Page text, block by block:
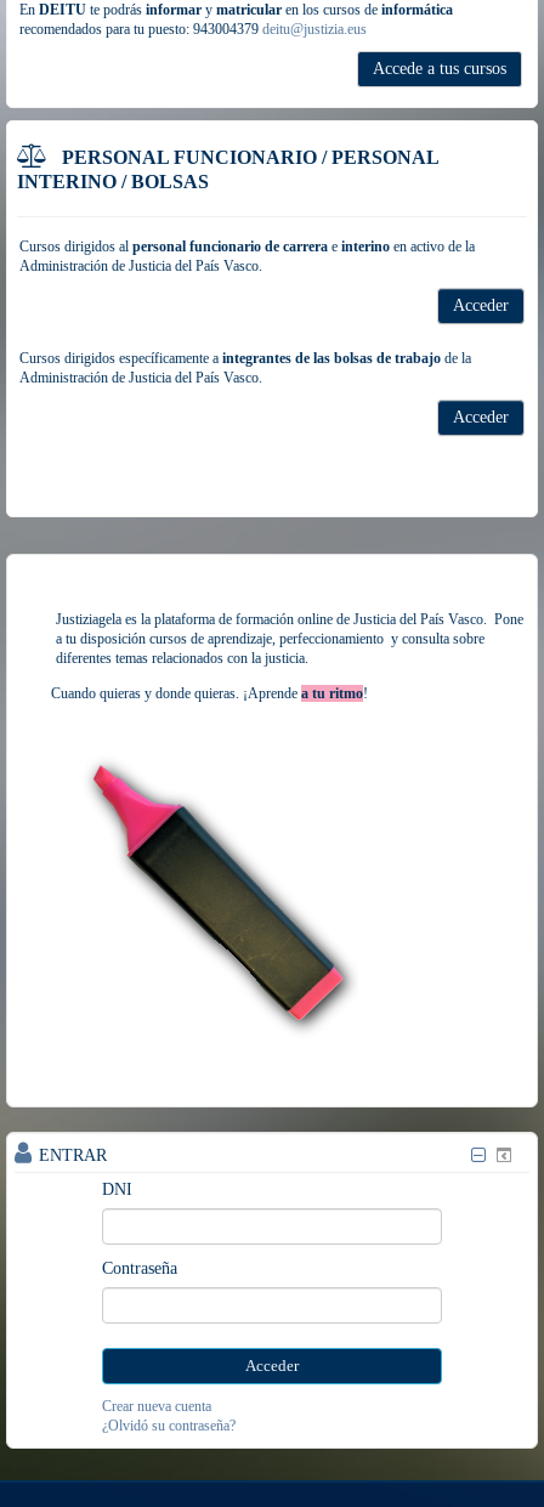
En DEITU te podrás informar y matricular en los cursos de informática
recomendados para tu puesto: 943004379 deitu@justizia.eus
Accede a tus cursos
PERSONAL FUNCIONARIO / PERSONAL
INTERINO / BOLSAS
Cursos dirigidos al personal funcionario de carrera e interino en activo de la
Administración de Justicia del País Vasco.
Acceder
Cursos dirigidos específicamente a integrantes de las bolsas de trabajo de la
Administración de Justicia del País Vasco.
Acceder
Justiziagela es la plataforma de formación online de Justicia del País Vasco. Pone
a tu disposición cursos de aprendizaje, perfeccionamiento y consulta sobre
diferentes temas relacionados con la justicia.
Cuando quieras y donde quieras. ¡Aprendea tu ritmo!
ENTRAR
DNI
Contraseña
Crear nueva cuenta
¿Olvidó su contraseña?